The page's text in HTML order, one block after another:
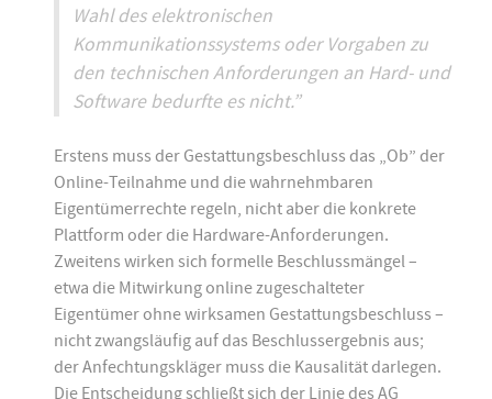
Wahl des elektronischen
Kommunikationssystems oder Vorgaben zu
den technischen Anforderungen an Hard- und
Software bedurfte es nicht.”
Erstens muss der Gestattungsbeschluss das „Ob” der
Online-Teilnahme und die wahrnehmbaren
Eigentümerrechte regeln, nicht aber die konkrete
Plattform oder die Hardware-Anforderungen.
Zweitens wirken sich formelle Beschlussmängel –
etwa die Mitwirkung online zugeschalteter
Eigentümer ohne wirksamen Gestattungsbeschluss –
nicht zwangsläufig auf das Beschlussergebnis aus;
der Anfechtungskläger muss die Kausalität darlegen.
Die Entscheidung schließt sich der Linie des AG